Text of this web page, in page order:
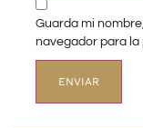
Guarda mi
navegador para